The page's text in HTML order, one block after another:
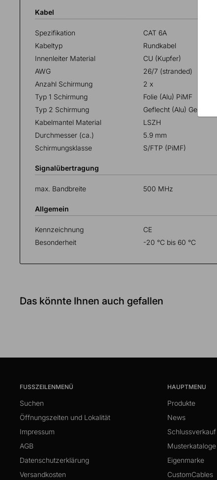
Kabel
Spezifikation
CAT 6A
Kabeltyp
Rundkabel
Innenleiter Material
CU (Kupfer)
AWG
26/7 (stranded)
Anzahl Schirmung
2 x
Typ 1 Schirmung
Folie (Alu) PiMF
Typ 2 Schirmung
Geflecht (Alu)
Kabelmantel Material
LSZH
Durchmesser (ca.)
5.9 mm
Schirmungsklasse
S/FTP (PiMF)
Signalübertragung
max. Bandbreite 500 MHz
Allgemein
Kennzeichnung
CE
Besonderheit
-20 °C bis 60 °C
Das könnte Ihnen auch gefallen
FUSSZEILENMENÜ
Suchen
Öffnungszeiten und Lokalität
Impressum
AGB
Datenschutzerklärung
Versandkosten
HAUPTMENU
Produkte
News
Musterkataloge
Eigenmarke
CustomCables